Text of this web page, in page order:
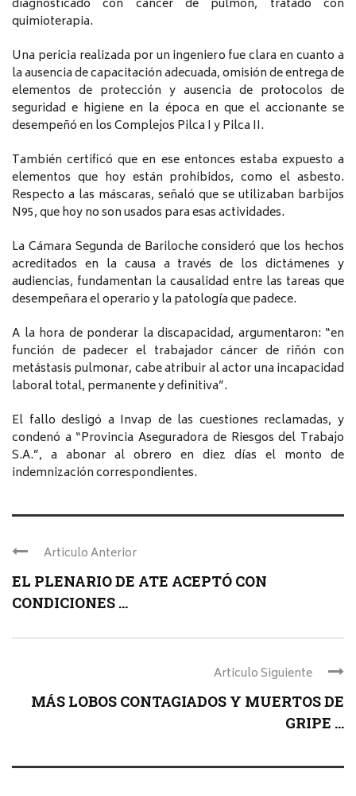
diagnosticado con cáncer de pulmón, tratado con
quimioterapia.
Una pericia realizada por un ingeniero fue clara en cuanto a
la ausencia de capacitación adecuada, omisión de entrega de
elementos de protección y ausencia de protocolos de
seguridad e higiene en la época en que el accionante se
desempeñó en los Complejos Pilca I y Pilca II.
También certificó que en ese entonces estaba expuesto a
elementos que hoy están prohibidos, como el asbesto.
Respecto a las máscaras, señaló que se utilizaban barbijos
N95, que hoy no son usados para esas actividades.
La Cámara Segunda de Bariloche consideró que los hechos
acreditados en la causa a través de los dictámenes y
audiencias, fundamentan la causalidad entre las tareas que
desempeñara el operario y la patología que padece.
A la hora de ponderar la discapacidad, argumentaron: “en
función de padecer el trabajador cáncer de riñón con
metástasis pulmonar, cabe atribuir al actor una incapacidad
laboral total, permanente y definitiva”.
El fallo desligó a Invap de las cuestiones reclamadas, y
condenó a “Provincia Aseguradora de Riesgos del Trabajo
S.A.”, a abonar al obrero en diez días el monto de
indemnización correspondientes.
Articulo Anterior
EL PLENARIO DE ATE ACEPTÓ CON
CONDICIONES ...
Articulo Siguiente
MÁS LOBOS CONTAGIADOS Y MUERTOS DE
GRIPE ...